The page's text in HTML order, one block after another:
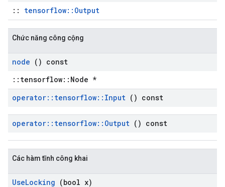
:: tensorflow::Output
Chức năng công cộng
node () const
::tensorflow::Node *
operator:: tensorflow:: Input () const
operator:: tensorflow:: Output () const
Các hàm tĩnh công khai
UseLocking (bool x)